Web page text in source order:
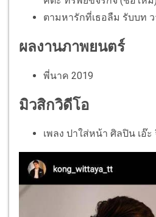
ตามหารักที่เธอลืม รับบท ว
ผลงานภาพยนตร์
พี่นาค 2019
มิวสิกวิดีโอ
เพลง ปาใส่หน้า ศิลปิน เอ๊ะ